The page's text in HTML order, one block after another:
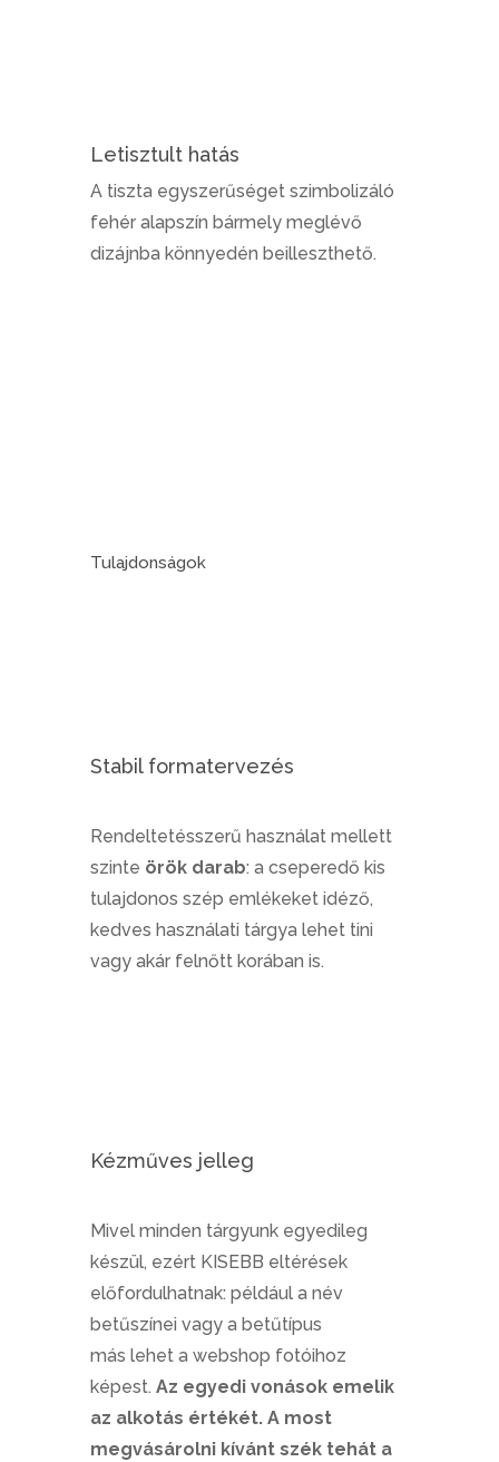
Letisztult hatás
A tiszta egyszerűséget szimbolizáló
fehér alapszín bármely meglévő
dizájnba könnyedén beilleszthető.
Tulajdonságok
Stabil formatervezés
Rendeltetésszerű használat mellett
szinte örök darab: a cseperedő kis
tulajdonos szép emlékeket idéző,
kedves használati tárgya lehet tini
vagy akár felnőtt korában is.
Kézműves jelleg
Mivel minden tárgyunk egyedileg
készül, ezért KISEBB eltérések
előfordulhatnak: például a név
betűszínei vagy a betűtípus
más lehet a webshop fotóihoz
képest. Az egyedi vonások emelik
az alkotás értékét. A most
megvásárolni kívánt szék tehát a